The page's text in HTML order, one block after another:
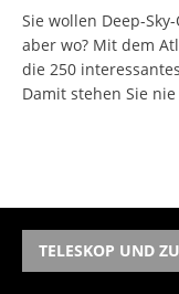
Sie wollen Deep-
aber wo? Mit dem
die 250
Damit stehen Sie
TELESKOP UND